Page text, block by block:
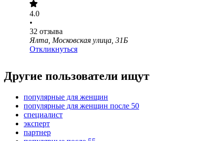
4.0
•
32 отзыва
Ялта, Московская улица, 31Б
Откликнуться
Другие пользователи ищут
популярные для женщин
популярные для женщин после 50
специалист
эксперт
партнер